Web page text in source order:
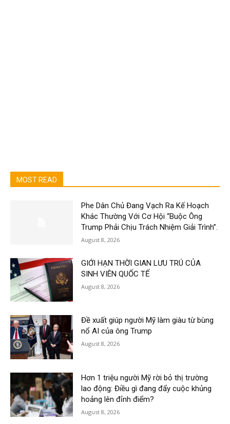
MOST READ
Phe Dân Chủ Đang Vạch Ra Kế Hoạch
Khác Thường Với Cơ Hội “Buộc Ông
Trump Phải Chịu Trách Nhiệm Giải Trình”.
August 8, 2026
GIỚI HẠN THỜI GIAN LƯU TRÚ CỦA
SINH VIÊN QUỐC TẾ
August 8, 2026
Đề xuất giúp người Mỹ làm giàu từ bùng
nổ AI của ông Trump
August 8, 2026
Hơn 1 triệu người Mỹ rời bỏ thị trường
lao động: Điều gì đang đẩy cuộc khủng
hoảng lên đỉnh điểm?
August 8, 2026